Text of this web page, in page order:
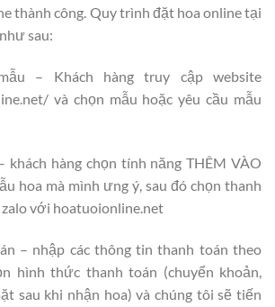
thành công. Quy trình đặt hoa online tại
sau:
– Khách hàng truy cập website
và chọn mẫu hoặc yêu cầu mẫu
hàng chọn tính năng THÊM VÀO
hoa mà mình ưng ý, sau đó chọn thanh
với hoatuoionline.net
– nhập các thông tin thanh toán theo
hình thức thanh toán (chuyển khoản,
sau khi nhận hoa) và chúng tôi sẽ tiến